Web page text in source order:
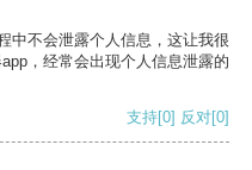
中不会泄露个人信息，这让我很
，经常会出现个人信息泄露的
支持[0] 反对[0]